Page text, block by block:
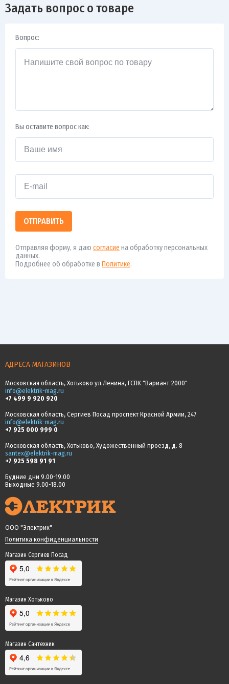
Задать вопрос о товаре
Вопрос:
Вы оставите вопрос как:
ОТПРАВИТЬ
Отправляя форму, я даю согласие на обработку персональных
данных.
Подробнее об обработке в Политике.
АДРЕСА МАГАЗИНОВ
Московская область, Хотьково ул.Ленина, ГСПК "Вариант-2000"
info@elektrik-mag.ru
+7 499 9 920 920
Московская область, Сергиев Посад проспект Красной Армии, 247
info@elektrik-mag.ru
+7 925 000 999 0
Московская область, Хотьково, Художественный проезд, д. 8
santex@elektrik-mag.ru
+7 925 598 91 91
Будние дни 9.00-19.00
Выходные 9.00-18.00
ООО "Электрик"
Политика конфиденциальности
Магазин Сергиев Посад
Магазин Хотьково
Магазин Сантехник